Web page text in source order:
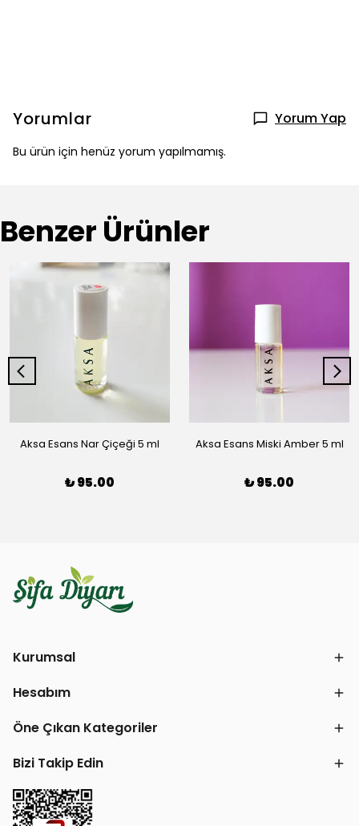
Yorumlar Yorum Yap
Bu ürün için henüz yorum yapılmamış.
Benzer Ürünler
Aksa Esans Nar Çiçeği 5 ml
₺ 95.00
Aksa Esans Miski Amber 5 ml
₺ 95.00
Kurumsal
Hesabım
Öne Çıkan Kategoriler
Bizi Takip Edin